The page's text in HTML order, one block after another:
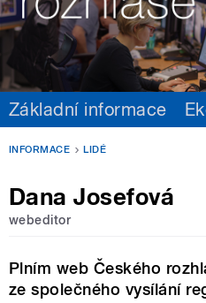
Základní informace
INFORMACE LIDÉ
Dana Josefová
webeditor
Plním web Českého
ze společného vysílání